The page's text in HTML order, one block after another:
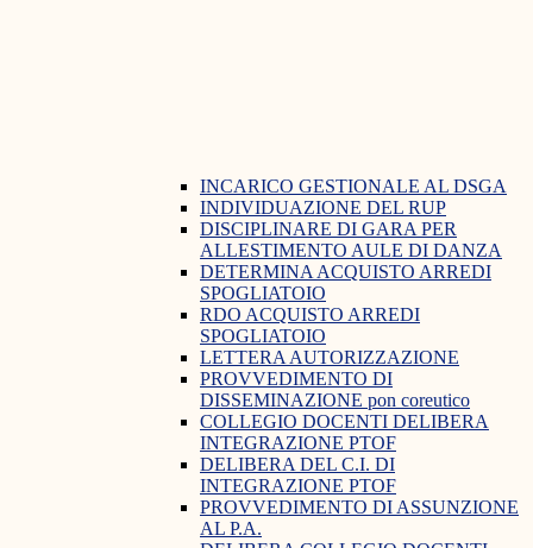
INCARICO GESTIONALE AL DSGA
INDIVIDUAZIONE DEL RUP
DISCIPLINARE DI GARA PER
ALLESTIMENTO AULE DI DANZA
DETERMINA ACQUISTO ARREDI
SPOGLIATOIO
RDO ACQUISTO ARREDI
SPOGLIATOIO
LETTERA AUTORIZZAZIONE
PROVVEDIMENTO DI
DISSEMINAZIONE pon coreutico
COLLEGIO DOCENTI DELIBERA
INTEGRAZIONE PTOF
DELIBERA DEL C.I. DI
INTEGRAZIONE PTOF
PROVVEDIMENTO DI ASSUNZIONE
AL P.A.